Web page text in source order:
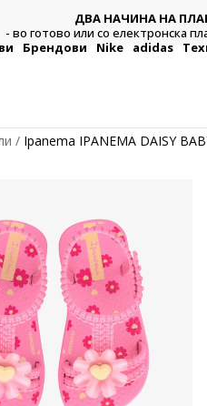
ДВА НАЧИНА НА
- во готово или со електронска
Брендови Nike adidas
Ipanema IPANEMA DAISY